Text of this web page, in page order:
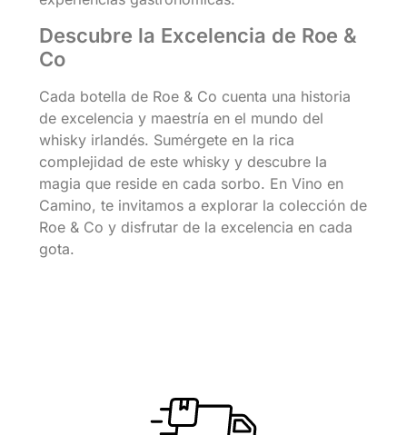
Descubre la Excelencia de Roe &
Co
Cada botella de Roe & Co cuenta una historia
de excelencia y maestría en el mundo del
whisky irlandés. Sumérgete en la rica
complejidad de este whisky y descubre la
magia que reside en cada sorbo. En Vino en
Camino, te invitamos a explorar la colección de
Roe & Co y disfrutar de la excelencia en cada
gota.